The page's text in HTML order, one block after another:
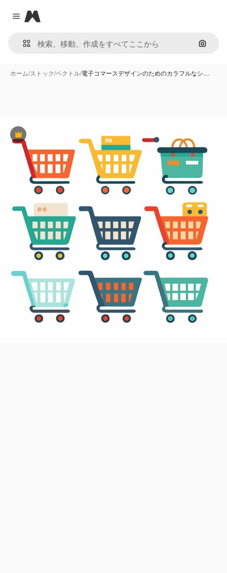
Close menu
Magnific
画像で
ホーム/ストック/ベクトル/電子コマースデザインのためのカラフルなシ…
Premium